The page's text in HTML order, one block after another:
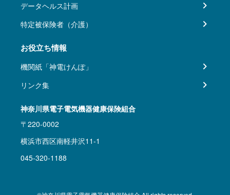
データヘルス計画
特定被保険者（介護）
お役立ち情報
機関紙「神電けんぽ」
リンク集
神奈川県電子電気機器健康保険組合
〒220-0002
横浜市西区南軽井沢11-1
045-320-1188